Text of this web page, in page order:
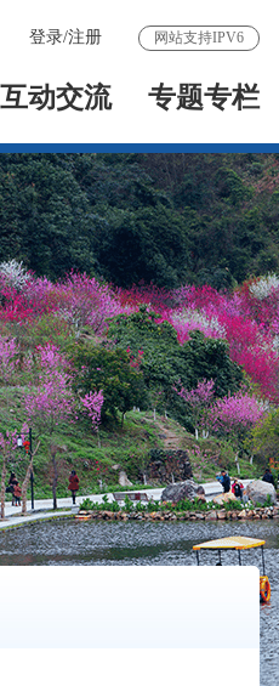
登录/注册 网站支持IPV6
互动交流 专题专栏